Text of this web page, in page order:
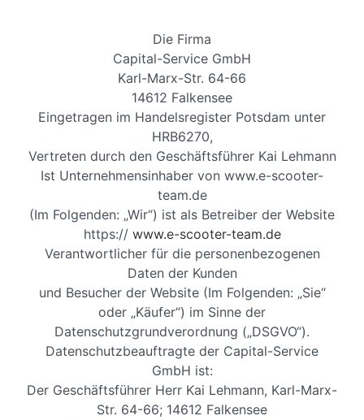
Die Firma
Capital-Service GmbH
Karl-Marx-Str. 64-66
14612 Falkensee
Eingetragen im Handelsregister Potsdam unter
HRB6270,
Vertreten durch den Geschäftsführer Kai Lehmann
Ist Unternehmensinhaber von www.e-scooter-
team.de
(Im Folgenden: „Wir“) ist als Betreiber der Website
https:// www.e-scooter-team.de
Verantwortlicher für die personenbezogenen
Daten der Kunden
und Besucher der Website (Im Folgenden: „Sie“
oder „Käufer“) im Sinne der
Datenschutzgrundverordnung („DSGVO“).
Datenschutzbeauftragte der Capital-Service
GmbH ist:
Der Geschäftsführer Herr Kai Lehmann, Karl-Marx-
Str. 64-66; 14612 Falkensee